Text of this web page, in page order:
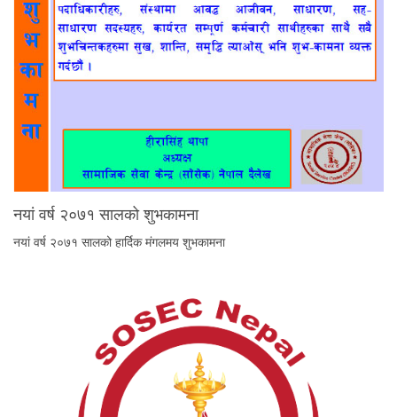
नयां वर्ष २०७१ सालको शुभकामना
नयां वर्ष २०७१ सालको हार्दिक मंगलमय शुभकामना